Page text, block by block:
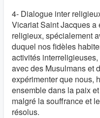
4- Dialogue inter
Vicariat Saint Jacques
religieux, spécialement
duquel nos fidèles
activités
avec des Musulmans et
expérimenter que nous,
ensemble dans la paix
malgré la souffrance et
résolus.